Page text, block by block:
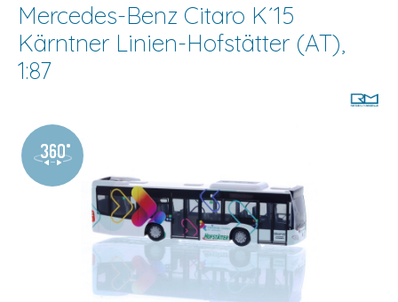
Mercedes-Benz Citaro K´15
Kärntner Linien-Hofstätter (AT),
1:87